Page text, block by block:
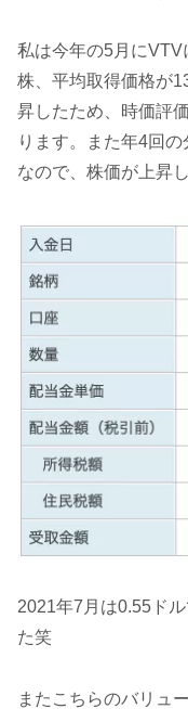
私は今年の5月に
株、平均取得価格が
昇したため、時価評
ります。また年4回
なので、株価が上昇
2021年7月は0.55ド
た笑
またこちらのバリュ